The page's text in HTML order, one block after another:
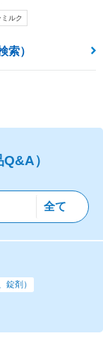
ルク
索）
Q&A）
錠剤）